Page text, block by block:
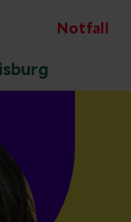
Notfall